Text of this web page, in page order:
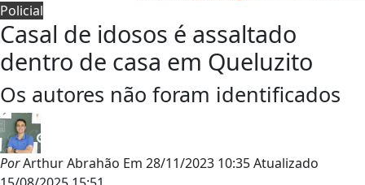
Policial
Casal de idosos é assaltado
dentro de casa em Queluzito
Os autores não foram identificados
PorArthur Abrahão Em 28/11/2023 10:35Atualizado